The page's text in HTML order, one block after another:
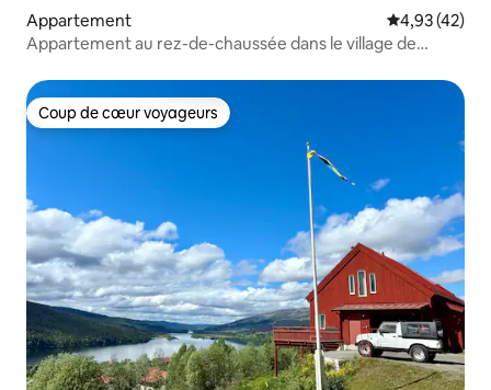
Appartement Évaluation
4,93 (42)
Appartement au rez-de-chaussée dans le village de
Coup de cœur voyageurs
Coup de cœur voyageurs